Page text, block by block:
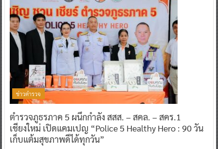
ข่าวตำรวจ
ตำรวจภูธรภาค 5 ผนึกกำลัง สสส. – สคล. – สคร.1
เชียงใหม่ เปิดแคมเปญ “Police 5 Healthy Hero : 90 วัน
เก็บแต้มสุขภาพดีได้ทุกวัน”